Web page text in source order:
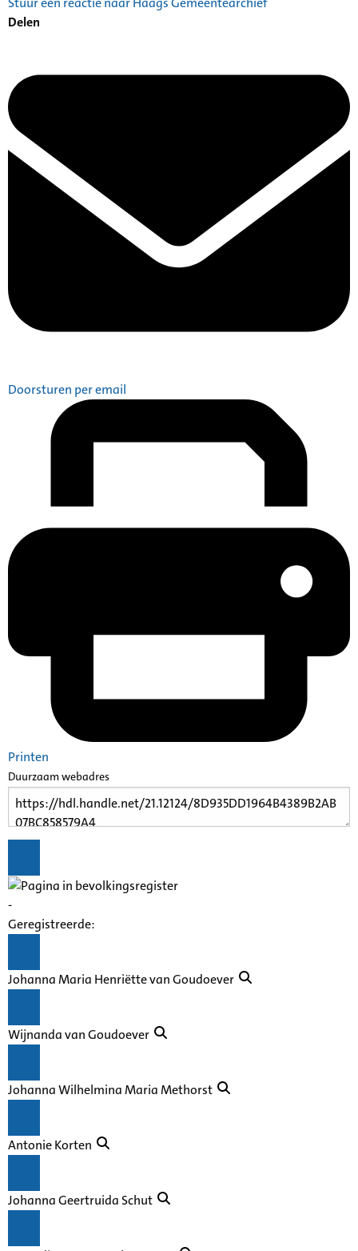
Delen
Doorsturen per email
Printen
Duurzaam webadres
-
Geregistreerde:
Johanna Maria Henriëtte van Goudoever
Wijnanda van Goudoever
Johanna Wilhelmina Maria Methorst
Antonie Korten
Johanna Geertruida Schut